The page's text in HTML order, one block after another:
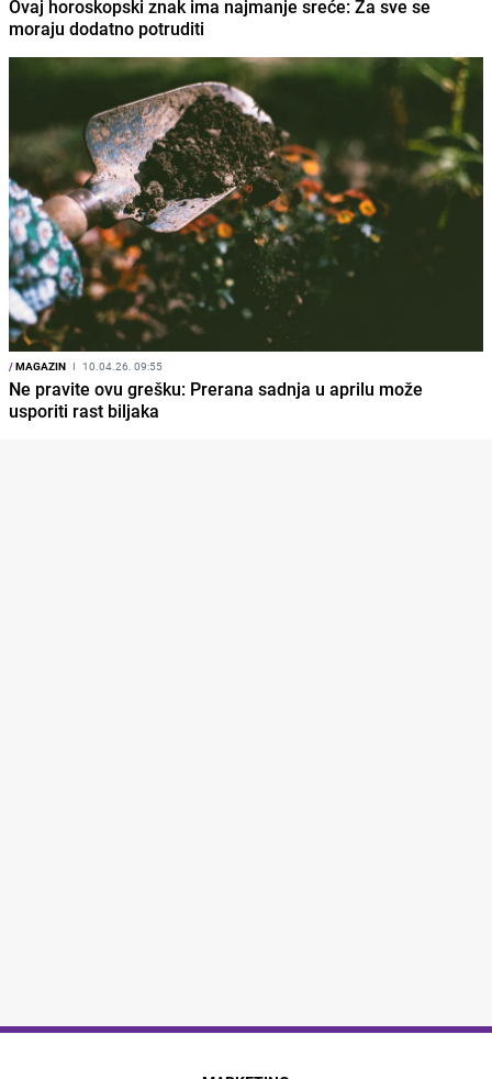
Ovaj horoskopski znak ima najmanje sreće: Za sve se
moraju dodatno potruditi
/MAGAZIN I 10.04.26. 09:55
Ne pravite ovu grešku: Prerana sadnja u aprilu može
usporiti rast biljaka